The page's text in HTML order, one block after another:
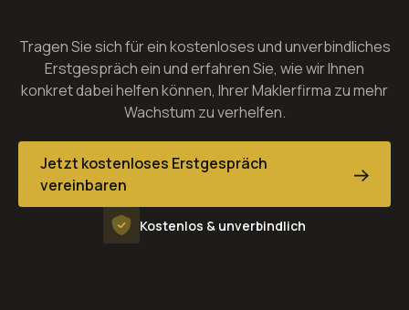
Tragen Sie sich für ein kostenloses und unverbindliches
Erstgespräch ein und erfahren Sie, wie wir Ihnen
konkret dabei helfen können, Ihrer Maklerfirma zu mehr
Wachstum zu verhelfen.
Jetzt kostenloses Erstgespräch
vereinbaren
Kostenlos & unverbindlich